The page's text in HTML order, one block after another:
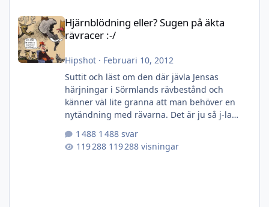
Hjärnblödning eller? Sugen på äkta rävracer :-/
Hjärnblödning eller? Sugen på äkta
rävracer :-/
Hipshot· Februari 10, 2012
Suttit och läst om den där jävla Jensas
härjningar i Sörmlands rävbestånd och
känner väl lite granna att man behöver en
nytändning med rävarna. Det är ju så j-la
blivit lite bekväm! Ett sätt, japp helt igenom
sjukt, är att byta bössa/skaffa ny. Har ju en
1 488 svar
119 288 visningar